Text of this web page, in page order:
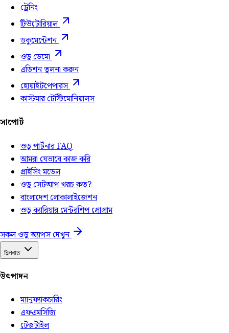
ট্রেনিং
টিউটোরিয়াল
ডকুমেন্টেশন
ওডু ডেমো
এডিশন তুলনা করুন
হোয়াইটপেপারস
কাস্টমার টেস্টিমোনিয়ালস
সাপোর্ট
ওডু পার্টনার FAQ
আমরা যেভাবে কাজ করি
প্রাইসিং মডেল
ওডু সেটআপ খরচ কত?
বাংলাদেশ লোকালাইজেশন
ওডু ক্যারিয়ার মেন্টরশিপ প্রোগ্রাম
সকল ওডু অ্যাপস দেখুন
শিল্পখাত
উৎপাদন
ম্যানুফ্যাকচারিং
এফএমসিজি
টেক্সটাইল